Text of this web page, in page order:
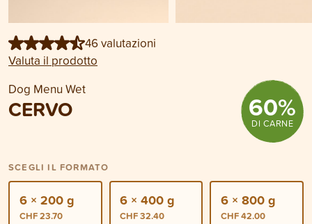
46 valutazioni
Valuta il prodotto
Dog Menu Wet
CERVO 60%
DI CARNE
SCEGLI IL FORMATO
6 × 200 g
CHF 23.70
6 × 400 g
CHF 32.40
6 × 800 g
CHF 42.00